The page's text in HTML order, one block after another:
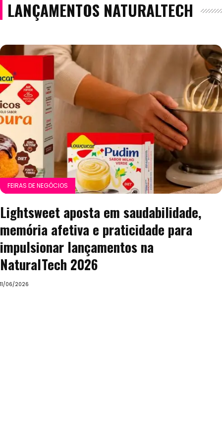
LANÇAMENTOS NATURALTECH
FEIRAS DE NEGÓCIOS
Lightsweet aposta em saudabilidade,
memória afetiva e praticidade para
impulsionar lançamentos na
NaturalTech 2026
11/06/2026